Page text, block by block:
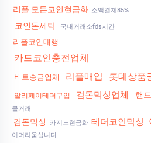
리플 모든코인현금화 소액결제85%
코인돈세탁 국내거래소fds시간
리플코인대행
카드코인충전업체
비트송금업체 리플매입 롯데상품
알리페이테더구입 검돈믹싱업체 핸
물거래
검돈믹싱 카지노현금화 테더코인믹싱
이더리움삽니다